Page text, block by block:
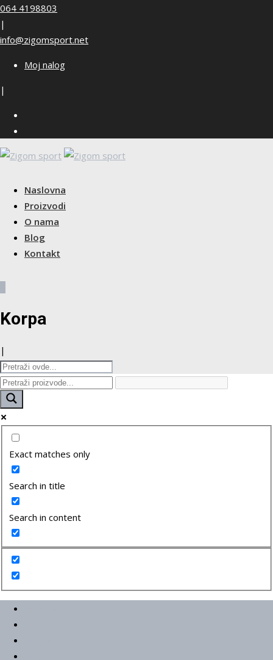
Skip
to
content
064 4198803
|
info@zigomsport.net
Moj nalog
|
Naslovna
Proizvodi
O nama
Blog
Kontakt
Korpa
|
Exact matches only
Search in title
Search in content